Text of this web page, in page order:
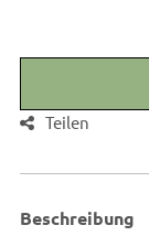
Teilen
Beschreibung